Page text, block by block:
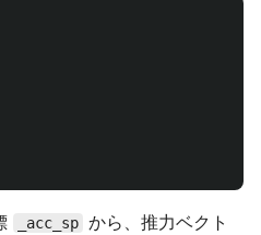
_acc_sp から、推力ベクト